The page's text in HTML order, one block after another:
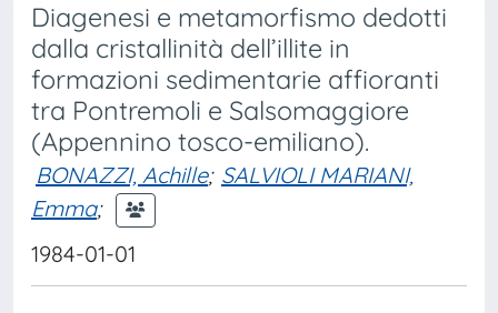
Diagenesi e metamorfismo dedotti
dalla cristallinità dell’illite in
formazioni sedimentarie affioranti
tra Pontremoli e Salsomaggiore
(Appennino tosco-emiliano).
BONAZZI, Achille; SALVIOLI MARIANI,
Emma;
1984-01-01